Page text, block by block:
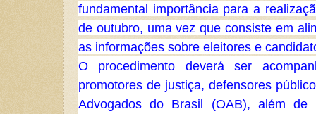
fundamental importância para a
de outubro, uma vez que consiste em
as informações sobre eleitores e
O procedimento deverá ser
promotores de justiça, defensores
Advogados do Brasil (OAB), além de